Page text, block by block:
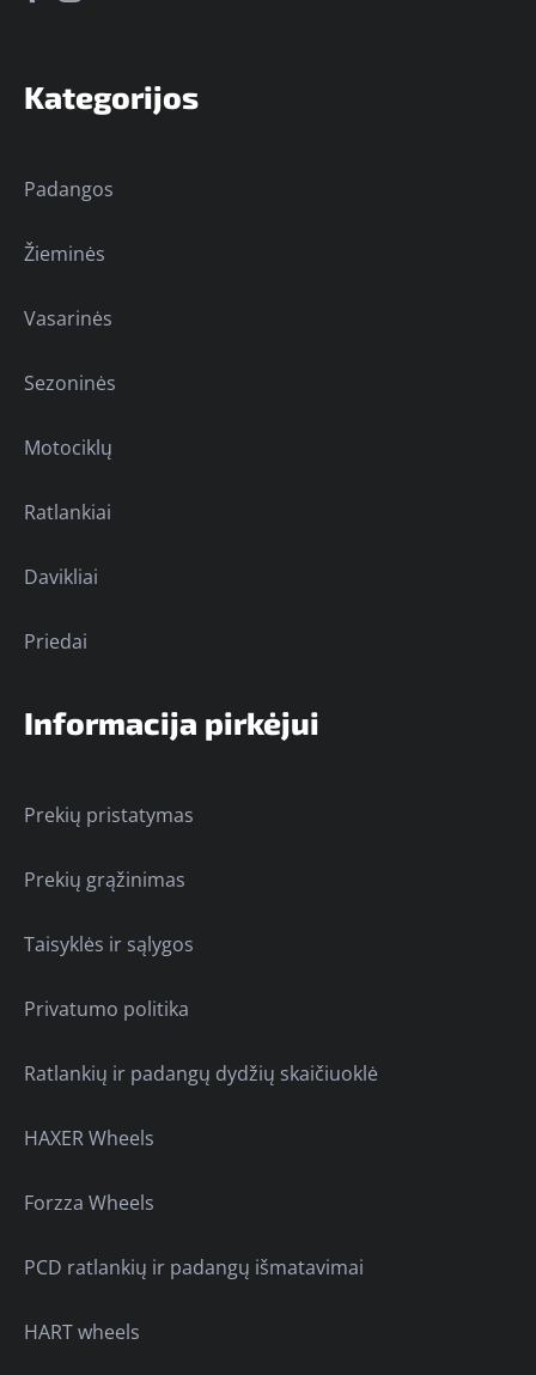
Kategorijos
Padangos
Žieminės
Vasarinės
Sezoninės
Motociklų
Ratlankiai
Davikliai
Priedai
Informacija pirkėjui
Prekių pristatymas
Prekių grąžinimas
Taisyklės ir sąlygos
Privatumo politika
Ratlankių ir padangų dydžių skaičiuoklė
HAXER Wheels
Forzza Wheels
PCD ratlankių ir padangų išmatavimai
HART wheels